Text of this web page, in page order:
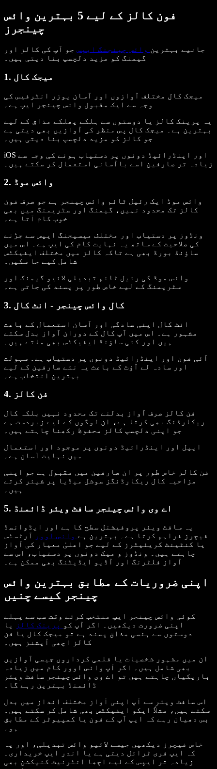
فون کالز کے لیے 5 بہترین وائس
چینجرز
جانیے بہترین وائس چینجنگ ایپس جو آپ کی کالز اور
گیمنگ کو مزید دلچسپ بنا دیتی ہیں۔
1. میجک کال
میجک کال مختلف آوازوں اور آسان یوزر انٹرفیس کی
وجہ سے ایک مقبول وائس چینجر ایپ ہے۔
یہ پرینک کالز یا دوستوں سے ہلکے پھلکے مذاق کے لیے
بہترین ہے۔ میجک کال پس منظر کی آوازیں بھی دیتی ہے
جو کالز کو مزید دلچسپ بنا دیتی ہیں۔
iOS اور اینڈرائیڈ دونوں پر دستیاب ہونے کی وجہ سے
زیادہ تر صارفین اسے باآسانی استعمال کر سکتے ہیں۔
2. وائس موڈ
وائس موڈ ایک رئیل ٹائم وائس چینجر ہے جو صرف فون
کالز تک محدود نہیں، گیمنگ اور سٹریمنگ میں بھی
خوب کام آتا ہے۔
ونڈوز پر دستیاب اور مختلف میسیجنگ ایپس سے جڑنے
کی صلاحیت کے ساتھ یہ نہایت کام کی ایپ ہے۔ اس میں
ساؤنڈ بورڈ بھی ہے تاکہ کالز میں مختلف ایفیکٹس
شامل کیے جا سکیں۔
وائس موڈ کی رئیل ٹائم تبدیلی لائیو گیمنگ اور
سٹریمنگ کے لیے خاص طور پر پسند کی جاتی ہے۔
3. کال وائس چینجر - انٹ کال
انٹ کال اپنی سادگی اور آسان استعمال کے باعث
مشہور ہے۔ اس میں آپ کال کے دوران آواز بدل سکتے
ہیں اور کئی ساؤنڈ ایفیکٹس بھی ملتے ہیں۔
آئی فون اور اینڈرائیڈ دونوں پر دستیاب ہے۔ سہولت
اور سادہ لے آؤٹ کے باعث یہ نئے صارفین کے لیے
بہترین انتخاب ہے۔
4. فن کالز
فن کالز صرف آواز بدلنے تک محدود نہیں بلکہ کال
ریکارڈنگ بھی کرتا ہے، ان لوگوں کے لیے زبردست ہے
جو اپنی دلچسپ کالز محفوظ رکھنا چاہتے ہیں۔
ایپل اور اینڈرائیڈ دونوں پر موجود اور استعمال
میں نہایت آسان ہے۔
فن کالز خاص طور پر ان صارفین میں مقبول ہے جو اپنی
مزاحیہ کال ریکارڈنگز سوشل میڈیا پر شیئر کرتے
ہیں۔
5. اے وی وائس چینجر سافٹ ویئر ڈائمنڈ
یہ سافٹ ویئر پروفیشنل سطح کا ہے اور ایڈوانسڈ
فیچرز فراہم کرتا ہے۔ بہترین ہے وائس اوور
آرٹسٹس
یا کنٹینٹ کریئیٹرز کے لیے جو اعلیٰ معیار کی آواز
چاہتے ہیں۔ ونڈوز و میک دونوں پر دستیاب، اس سے
آواز فلٹرنگ اور آڈیو ایڈیٹنگ بھی ممکن ہے۔
اپنی ضروریات کے مطابق بہترین وائس
چینجر کیسے چنیں
کوئی وائس چینجر ایپ منتخب کرتے وقت سب سے پہلے
اپنی ضرورت دیکھیں۔ اگر آپ کو
پرینک کالز
یا
دوستوں سے ہنسی مذاق پسند ہے تو میجک کال یا فن
کالز اچھی آپشنز ہیں۔
ان میں مشہور شخصیات یا فلمی کرداروں جیسی آوازیں
بھی شامل ہیں۔ اگر آپ وائس اوور کام میں زیادہ
باریکیاں چاہتے ہیں تو اے وی وائس چینجر سافٹ ویئر
ڈائمنڈ بہترین رہے گا۔
اس سافٹ ویئر سے آپ اپنی آواز مختلف انداز میں بدل
سکتے ہیں، مثلاً ایکو ایفیکٹس بھی شامل کر سکتے ہیں۔
بس دھیان رہے کہ ایپ آپ کے فون یا کمپیوٹر کے مطابق
ہو۔
خاص فیچرز دیکھیں جیسے لائیو وائس تبدیلی، اور یہ
کہ ایپ فری ٹرائل دیتی ہے یا اندر ایپ خریداری۔
زیادہ تر ایپس کے لیے اچھا انٹرنیٹ کنیکشن بھی